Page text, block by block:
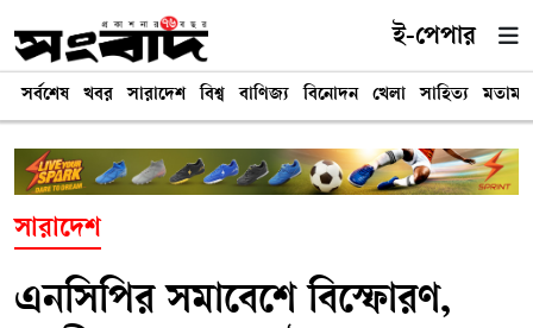
ই-পেপার
সর্বশেষ খবর সারাদেশ বিশ্ব বাণিজ্য বিনোদন খেলা সাহিত্য মতামত
সারাদেশ
এনসিপির সমাবেশে বিস্ফোরণ,